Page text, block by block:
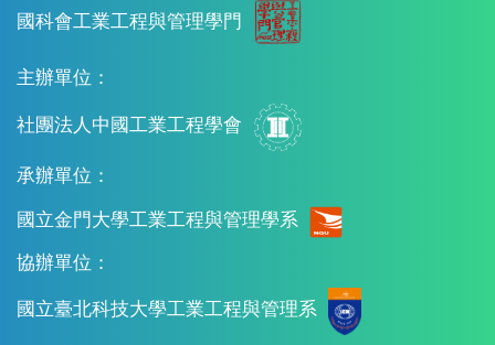
國科會工業工程與管理學門
主辦單位：
社團法人中國工業工程學會
承辦單位：
國立金門大學工業工程與管理學系
協辦單位：
國立臺北科技大學工業工程與管理系